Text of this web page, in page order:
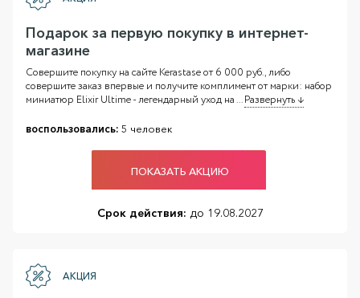
Подарок за первую покупку в интернет-
магазине
Совершите покупку на сайте Kerastase от 6 000 руб., либо
совершите заказ впервые и получите комплимент от марки: набор
миниатюр Elixir Ultime - легендарный уход на...Развернуть ↓
воспользовались: 5 человек
ПОКАЗАТЬ АКЦИЮ
Срок действия: до 19.08.2027
АКЦИЯ